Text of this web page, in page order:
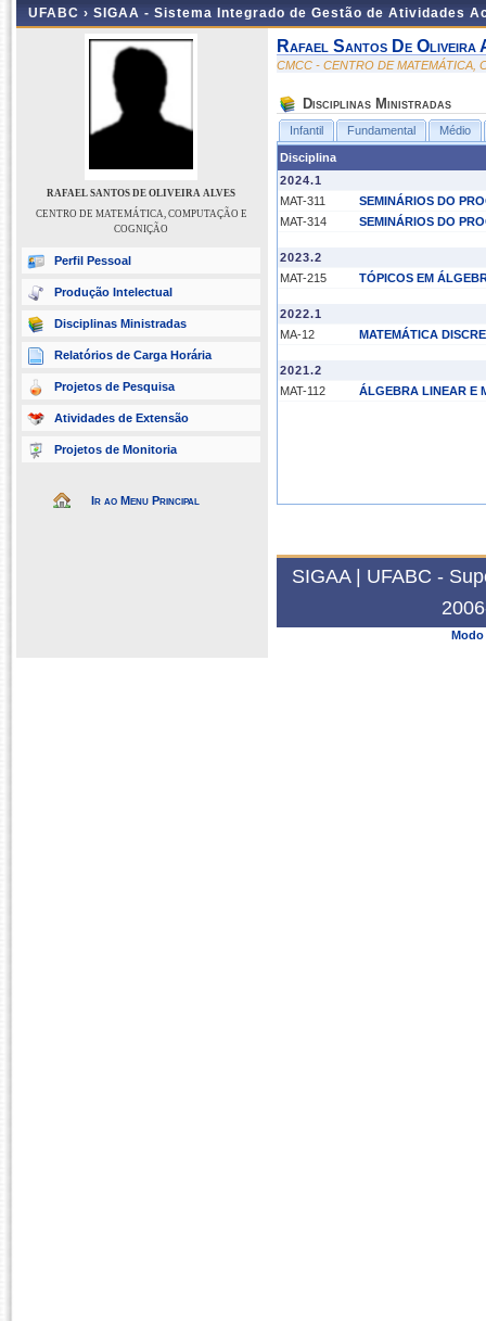
UFABC › SIGAA - Sistema Integrado de Gestão de Atividades
RAFAEL SANTOS DE OLIVEIRA ALVES
CENTRO DE MATEMÁTICA, COMPUTAÇÃO E
COGNIÇÃO
Perfil Pessoal
Produção Intelectual
Disciplinas Ministradas
Relatórios de Carga Horária
Projetos de Pesquisa
Atividades de Extensão
Projetos de Monitoria
Ir ao Menu Principal
Rafael Santos De Oliveira
CMCC - CENTRO DE MATEMÁTICA,
Disciplinas Ministradas
Infantil Fundamental Médio
Disciplina
2024.1
MAT-311
SEMINÁRIOS DO
MAT-314
SEMINÁRIOS DO
2023.2
MAT-215
TÓPICOS EM
2022.1
MA-12
MATEMÁTICA
2021.2
MAT-112
ÁLGEBRA LINEAR E
SIGAA | UFABC -
Modo